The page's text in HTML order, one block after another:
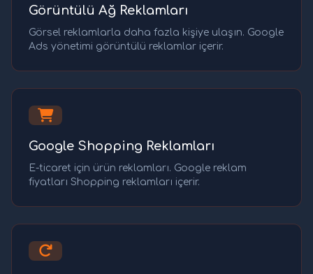
Görüntülü Ağ Reklamları
Görsel reklamlarla daha fazla kişiye ulaşın. Google
Ads yönetimi görüntülü reklamlar içerir.
Google Shopping Reklamları
E-ticaret için ürün reklamları. Google reklam
fiyatları Shopping reklamları içerir.